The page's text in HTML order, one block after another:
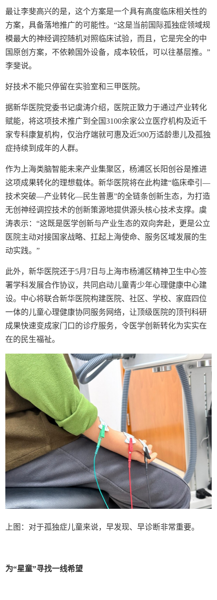
最让李斐高兴的是，这个方案是一个具有高度临床相关性的
方案，具备落地推广的可能性。“这是当前国际孤独症领域规
模最大的神经调控随机对照临床试验，而且，它是完全的中
国原创方案，不依赖国外设备，成本较低，可以往基层推。”
李斐说。
好技术不能只停留在实验室和三甲医院。
据新华医院党委书记虞涛介绍，医院正致力于通过产业转化
赋能，将这项技术推广到全国3100余家公立医疗机构及近千
家专科康复机构，仅治疗端就可惠及近500万适龄患儿及孤独
症持续到成年的人群。
作为上海类脑智能未来产业集聚区，杨浦区长阳创谷是推进
这项成果转化的理想载体。新华医院将在此构建“临床牵引—
技术突破—产业转化—民生普惠”的全链条创新生态，为打造
无创神经调控技术的创新策源地提供源头核心技术支撑。虞
涛表示：“这既是医学创新与产业生态的双向奔赴，更是公立
医院主动对接国家战略、扛起上海使命、服务区域发展的生
动实践。”
此外，新华医院还于5月7日与上海市杨浦区精神卫生中心签
署学科发展合作协议，共同启动儿童青少年心理健康中心建
设。中心将联合新华医院构建医院、社区、学校、家庭四位
一体的儿童心理健康协同服务网络，让顶级医院的顶刊科研
成果快速变成家门口的诊疗服务，令医学创新转化为实实在
在的民生福祉。
上图：对于孤独症儿童来说，早发现、早诊断非常重要。
为“星童”寻找一线希望